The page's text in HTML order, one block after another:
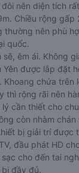
nên diện tích
Chiều rộng gấp
thường nên phù
quốc.
sẽ, êm ái. Không
Yên được lắp đặt
chứa trên
thì rộng rãi nên
lý cần thiết cho
còn nhàm
bị giải trí được
đầu phát HD
cho đến tai
đầy đủ.